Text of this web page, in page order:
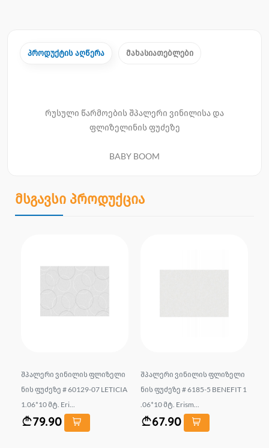
პროდუქტის აღწერა მახასიათებლები
რუსული წარმოების შპალერი ვინილისა და
ფლიზელინის ფუძეზე
BABY BOOM
მსგავსი პროდუქცია
შპალერი ვინილის ფლიზელი
ნის ფუძეზე # 60129-07 LETICIA
1.06*10 მტ. Eri...
79.90
შპალერი ვინილის ფლიზელი
ნის ფუძეზე # 6185-5 BENEFIT 1
.06*10 მტ. Erism...
67.90